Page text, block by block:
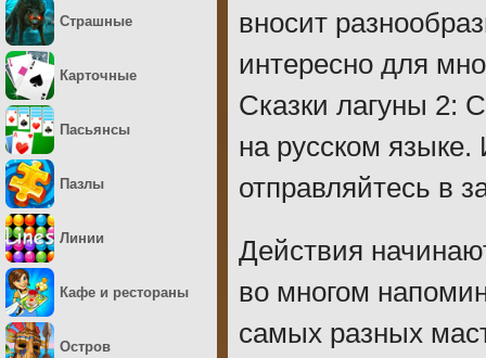
вносит
интересно для
Сказки лагуны 2:
на русском языке.
отправляйтесь в
Действия
во многом
самых разных
Страшные
Карточные
Пасьянсы
Пазлы
Линии
Кафе и рестораны
Остров